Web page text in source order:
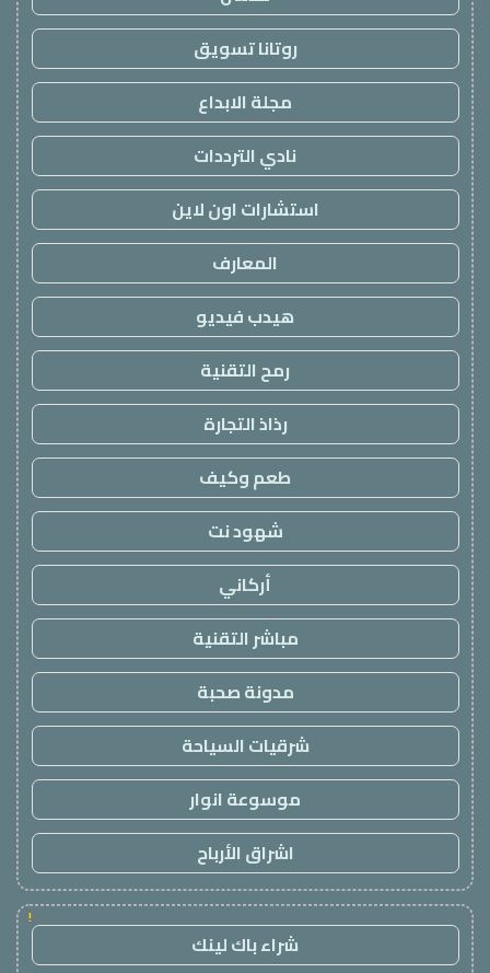
روتانا تسويق
مجلة الابداع
نادي الترددات
استشارات اون لاين
المعارف
هيدب فيديو
رمح التقنية
رذاذ التجارة
طعم وكيف
شهود نت
أركاني
مباشر التقنية
مدونة صحبة
شرقيات السياحة
موسوعة انوار
اشراق الأرباح
!
شراء باك لينك